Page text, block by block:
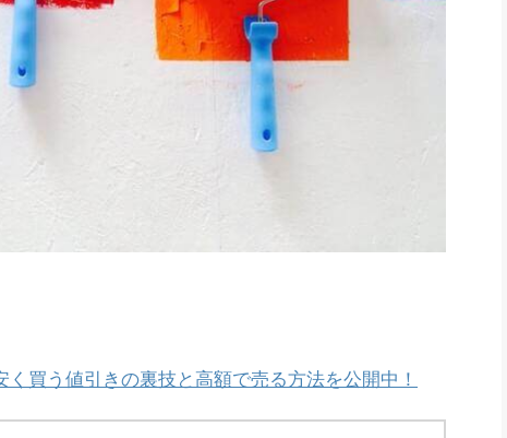
く買う値引きの裏技と高額で売る方法を公開中！